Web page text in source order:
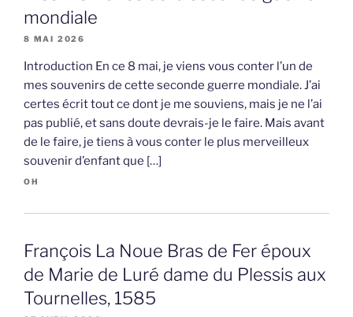
mondiale
8 MAI 2026
Introduction En ce 8 mai, je viens vous conter l’un de
mes souvenirs de cette seconde guerre mondiale. J’ai
certes écrit tout ce dont je me souviens, mais je ne l’ai
pas publié, et sans doute devrais-je le faire. Mais avant
de le faire, je tiens à vous conter le plus merveilleux
souvenir d’enfant que […]
OH
François La Noue Bras de Fer époux
de Marie de Luré dame du Plessis aux
Tournelles, 1585